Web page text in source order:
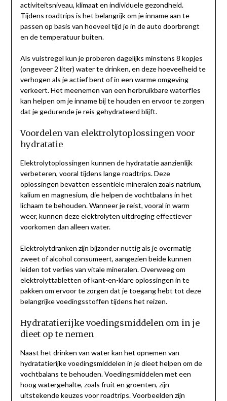
activiteitsniveau, klimaat en individuele gezondheid.
Tijdens roadtrips is het belangrijk om je inname aan te
passen op basis van hoeveel tijd je in de auto doorbrengt
en de temperatuur buiten.
Als vuistregel kun je proberen dagelijks minstens 8 kopjes
(ongeveer 2 liter) water te drinken, en deze hoeveelheid te
verhogen als je actief bent of in een warme omgeving
verkeert. Het meenemen van een herbruikbare waterfles
kan helpen om je inname bij te houden en ervoor te zorgen
dat je gedurende je reis gehydrateerd blijft.
Voordelen van elektrolytoplossingen voor
hydratatie
Elektrolytoplossingen kunnen de hydratatie aanzienlijk
verbeteren, vooral tijdens lange roadtrips. Deze
oplossingen bevatten essentiële mineralen zoals natrium,
kalium en magnesium, die helpen de vochtbalans in het
lichaam te behouden. Wanneer je reist, vooral in warm
weer, kunnen deze elektrolyten uitdroging effectiever
voorkomen dan alleen water.
Elektrolytdranken zijn bijzonder nuttig als je overmatig
zweet of alcohol consumeert, aangezien beide kunnen
leiden tot verlies van vitale mineralen. Overweeg om
elektrolyttabletten of kant-en-klare oplossingen in te
pakken om ervoor te zorgen dat je toegang hebt tot deze
belangrijke voedingsstoffen tijdens het reizen.
Hydratatierijke voedingsmiddelen om in je
dieet op te nemen
Naast het drinken van water kan het opnemen van
hydratatierijke voedingsmiddelen in je dieet helpen om de
vochtbalans te behouden. Voedingsmiddelen met een
hoog watergehalte, zoals fruit en groenten, zijn
uitstekende keuzes voor roadtrips. Voorbeelden zijn